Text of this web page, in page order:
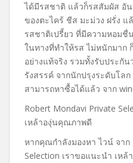
ได้มีรสชาติ แล้วก็รสสัมผัส อั
ของตะไคร้ ชีส มะม่วง ฝรั่ง แ
รสชาติเปรี้ยว ที่มีความหอมชื่
ในทางที่ทำให้รส ไม่หนักมาก
อย่างแท้จริง รวมทั้งรับประกั
รังสรรค์ จากนักปรุงระดับโล
สามารถหาซื้อได้แล้ว จาก
Robert Mondavi Private
เหล้าองุ่นคุณภาพดี
หากคุณกำลังมองหา ไวน์ จาก
Selection เราขอแนะนำ เหล้